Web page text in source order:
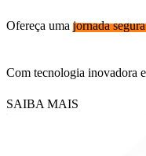
Ofereça uma jornada
Com tecnologia inovadora
SAIBA MAIS